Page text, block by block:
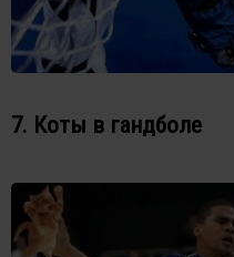
7. Коты в гандболе